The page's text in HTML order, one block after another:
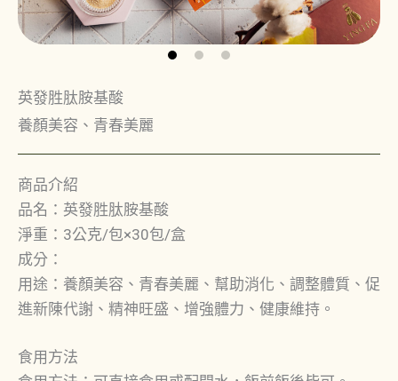
英發胜肽胺基酸
養顏美容、青春美麗
商品介紹
品名：英發胜肽胺基酸
淨重：3公克/包×30包/盒
成分：
用途：養顏美容、青春美麗、幫助消化、調整體質、促
進新陳代謝、精神旺盛、增強體力、健康維持。
食用方法